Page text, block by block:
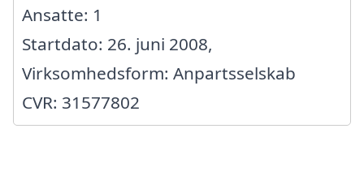
Ansatte: 1
Startdato: 26. juni 2008,
Virksomhedsform: Anpartsselskab
CVR: 31577802